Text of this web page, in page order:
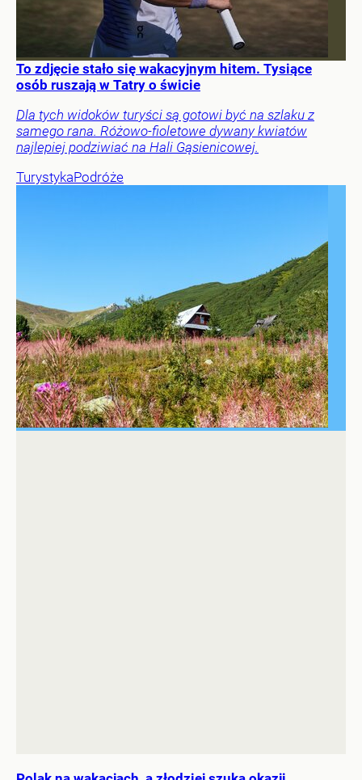
To zdjęcie stało się wakacyjnym hitem. Tysiące
osób ruszają w Tatry o świcie
Dla tych widoków turyści są gotowi być na szlaku z
samego rana. Różowo-fioletowe dywany kwiatów
najlepiej podziwiać na Hali Gąsienicowej.
TurystykaPodróże